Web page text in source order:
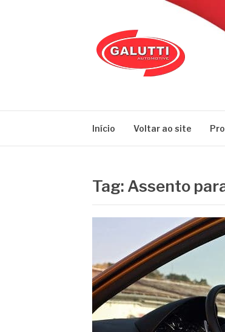
Início Voltar ao site
Tag: Assento